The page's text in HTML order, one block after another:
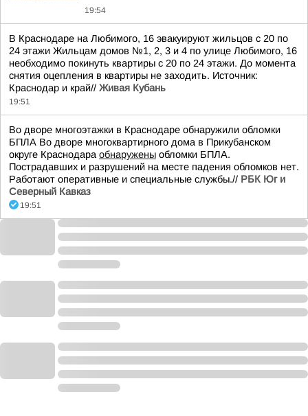
19:54
В Краснодаре на Любимого, 16 эвакуируют жильцов с 20 по
24 этажи Жильцам домов №1, 2, 3 и 4 по улице Любимого, 16
необходимо покинуть квартиры с 20 по 24 этажи. До момента
снятия оцепления в квартиры не заходить. Источник:
Краснодар и край// Живая Кубань
19:51
Во дворе многоэтажки в Краснодаре обнаружили обломки
БПЛА Во дворе многоквартирного дома в Прикубанском
округе Краснодара обнаружены обломки БПЛА.
Пострадавших и разрушений на месте падения обломков нет.
Работают оперативные и специальные службы.// РБК Юг и
Северный Кавказ
19:51